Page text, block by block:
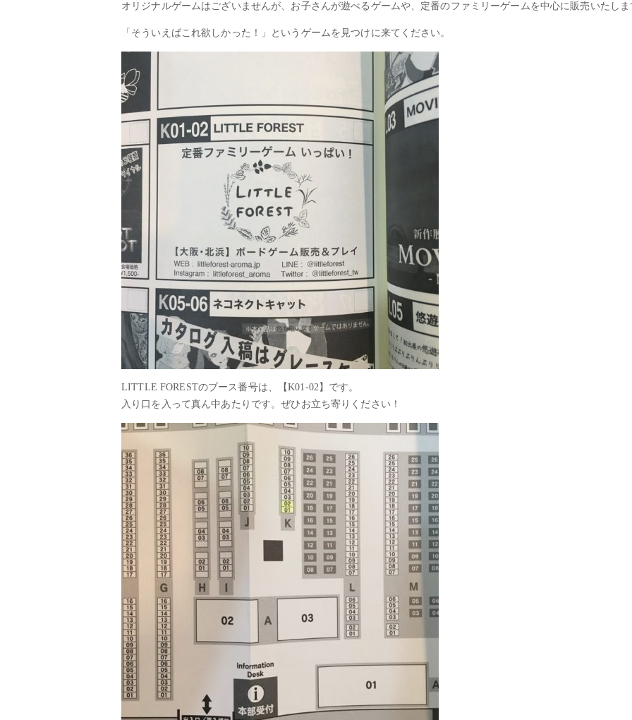
オリジナルゲームはございませんが、お子さんが遊べるゲームや、定番のファミリーゲームを中心に販売いたしま
「そういえばこれ欲しかった！」というゲームを見つけに来てください。
LITTLE FORESTのブース番号は、【K01-02】です。
入り口を入って真ん中あたりです。ぜひお立ち寄りください！